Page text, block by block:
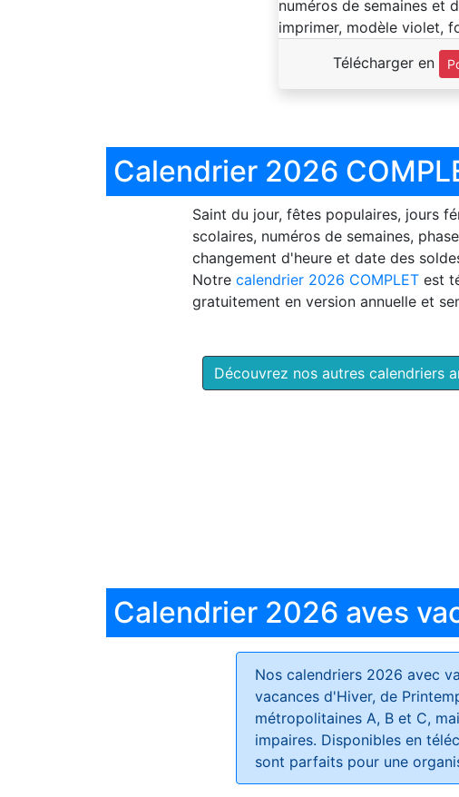
Télécharger en
Calendrier 2026
Saint du jour, fêtes populaires, jours
scolaires, numéros de semaines,
changement d'heure et date des
Notre calendrier 2026 COMPLET est
gratuitement en version annuelle et
Découvrez nos autres calendriers
Calendrier 2026 aves
Nos calendriers 2026 avec
vacances d'Hiver, de
métropolitaines A, B et C,
impaires. Disponibles en
sont parfaits pour une